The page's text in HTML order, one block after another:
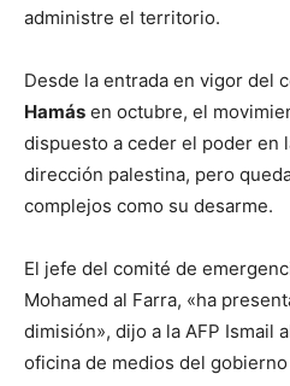
administre el territorio.
Desde la entrada en vigor del
Hamás en octubre, el
dispuesto a ceder el poder en
dirección palestina, pero
complejos como su desarme.
El jefe del comité de
Mohamed al Farra, «ha
dimisión», dijo a la AFP Ismail
oficina de medios del